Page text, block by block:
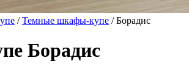
/Темные шкафы-купе / Борадис
Борадис